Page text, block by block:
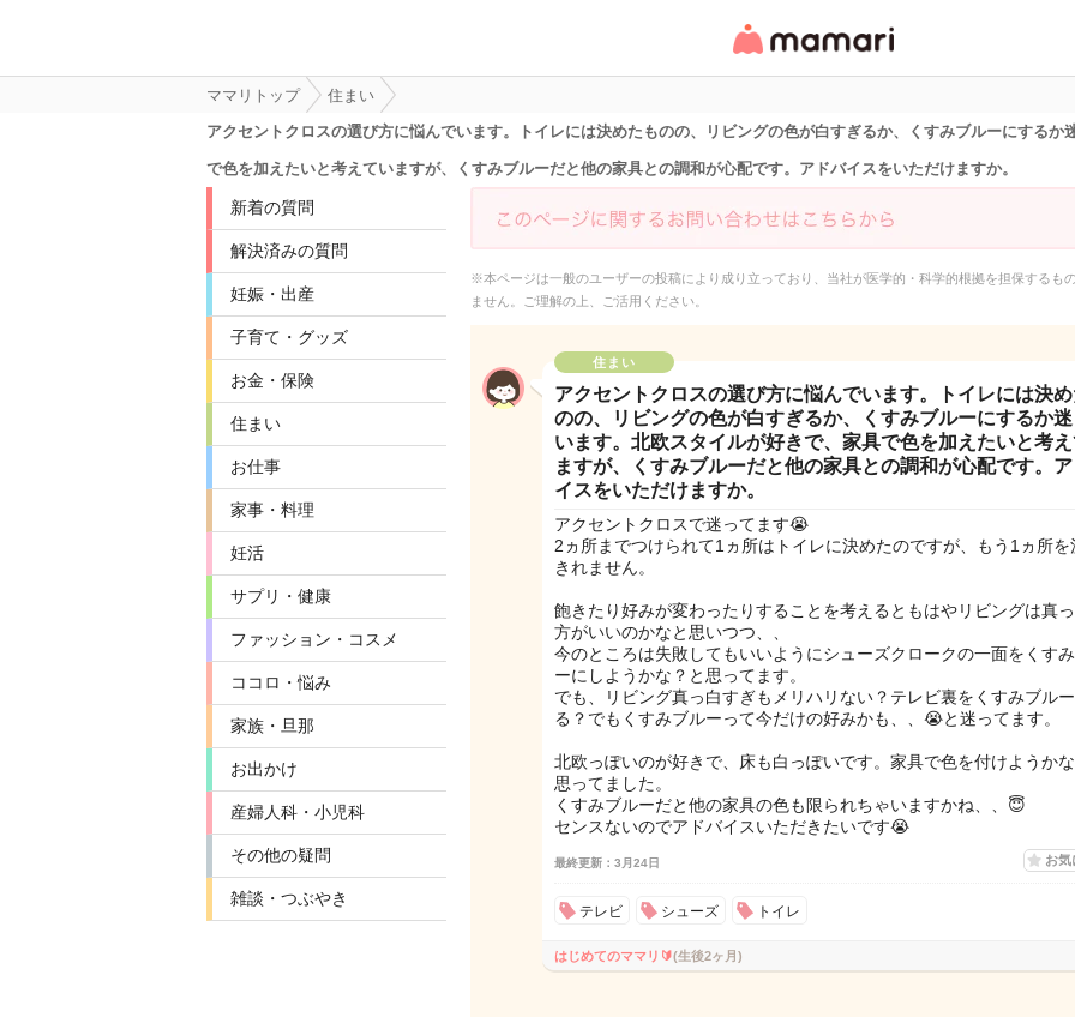
リ・情報サイト
ママリトップ
住まい
アクセントクロスの選び方に悩んでいます。トイレには決めたものの、リビングの色が白すぎるか、くすみブルーにするか
で色を加えたいと考えていますが、くすみブルーだと他の家具との調和が心配です。アドバイスをいただけますか。
新着の質問
解決済みの質問
妊娠・出産
子育て・グッズ
お金・保険
住まい
お仕事
家事・料理
妊活
サプリ・健康
ファッション・コスメ
ココロ・悩み
家族・旦那
お出かけ
産婦人科・小児科
その他の疑問
雑談・つぶやき
※本ページは一般のユーザーの投稿により成り立っており、当社が医学的・科学的根拠を担保するも
ません。ご理解の上、ご活用ください。
住まい
アクセントクロスの選び方に悩んでいます。トイレには決め
のの、リビングの色が白すぎるか、くすみブルーにするか
います。北欧スタイルが好きで、家具で色を加えたいと考
ますが、くすみブルーだと他の家具との調和が心配です。
イスをいただけますか。
アクセントクロスで迷ってます😭
2ヵ所までつけられて1ヵ所はトイレに決めたのですが、もう1ヵ所を
きれません。
飽きたり好みが変わったりすることを考えるともはやリビングは真
方がいいのかなと思いつつ、、
今のところは失敗してもいいようにシューズクロークの一面をくす
ーにしようかな？と思ってます。
でも、リビング真っ白すぎもメリハリない？テレビ裏をくすみブル
る？でもくすみブルーって今だけの好みかも、、😭と迷ってます。
北欧っぽいのが好きで、床も白っぽいです。家具で色を付けようか
思ってました。
くすみブルーだと他の家具の色も限られちゃいますかね、、😇
センスないのでアドバイスいただきたいです😭
最終更新：3月24日 お気
テレビ シューズ トイレ
はじめてのママリ🔰(生後2ヶ月)